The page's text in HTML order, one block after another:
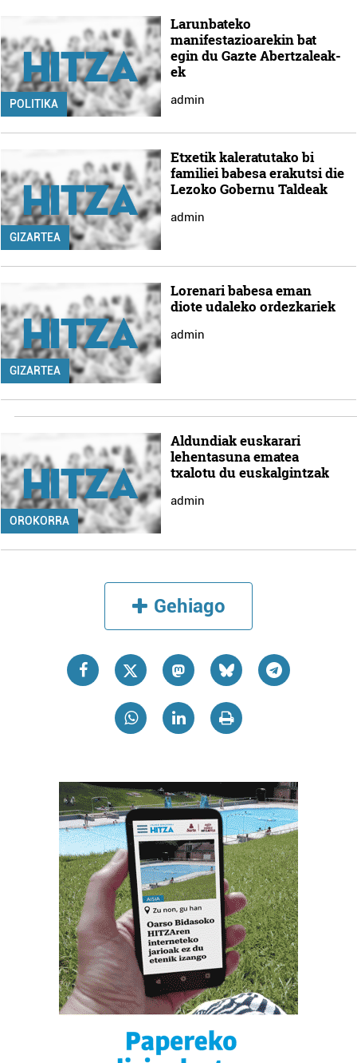
POLITIKA
Larunbateko
manifestazioarekin bat
egin du Gazte Abertzaleak-
ek
admin
GIZARTEA
Etxetik kaleratutako bi
familiei babesa erakutsi die
Lezoko Gobernu Taldeak
admin
GIZARTEA
Lorenari babesa eman
diote udaleko ordezkariek
admin
OROKORRA
Aldundiak euskarari
lehentasuna ematea
txalotu du euskalgintzak
admin
Gehiago